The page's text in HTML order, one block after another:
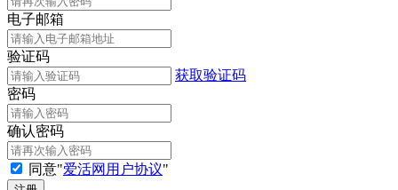
电子邮箱
验证码
获取验证码
密码
确认密码
同意"爱活网用户协议"